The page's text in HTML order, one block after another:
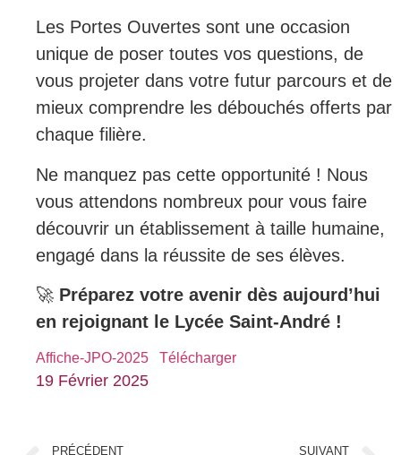
Les Portes Ouvertes sont une occasion
unique de poser toutes vos questions, de
vous projeter dans votre futur parcours et de
mieux comprendre les débouchés offerts par
chaque filière.
Ne manquez pas cette opportunité ! Nous
vous attendons nombreux pour vous faire
découvrir un établissement à taille humaine,
engagé dans la réussite de ses élèves.
🚀 Préparez votre avenir dès aujourd’hui
en rejoignant le Lycée Saint-André !
Affiche-JPO-2025 Télécharger
19 Février 2025
PRÉCÉDENT SUIVANT